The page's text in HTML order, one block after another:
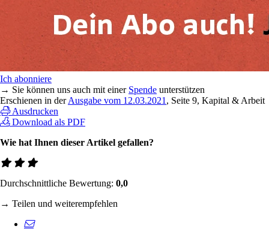
Ich abonniere
→ Sie können uns auch mit einer Spende unterstützen
Erschienen in derAusgabe vom 12.03.2021 , Seite 9, Kapital & Arbeit
Ausdrucken
Download als PDF
Wie hat Ihnen dieser Artikel gefallen?
Durchschnittliche Bewertung: 0,0
→ Teilen und weiterempfehlen